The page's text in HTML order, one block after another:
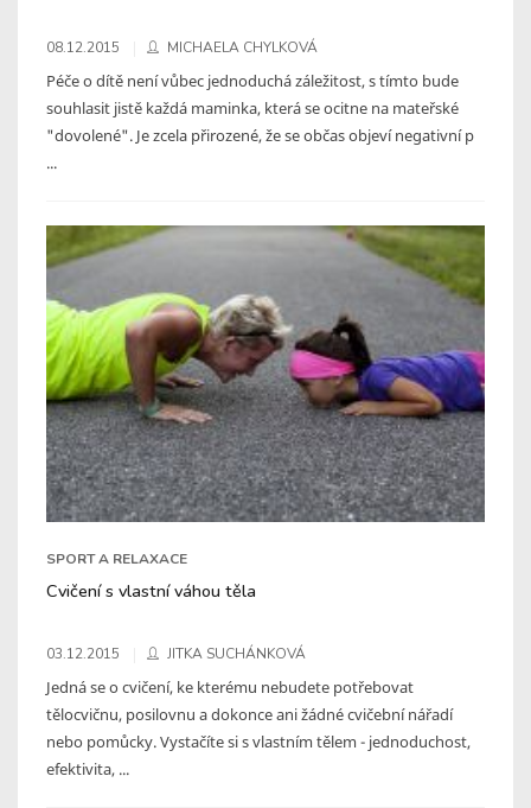
08.12.2015 MICHAELA CHYLKOVÁ
Péče o dítě není vůbec jednoduchá záležitost, s tímto bude
souhlasit jistě každá maminka, která se ocitne na mateřské
"dovolené". Je zcela přirozené, že se občas objeví negativní p
...
SPORT A RELAXACE
Cvičení s vlastní váhou těla
03.12.2015 JITKA SUCHÁNKOVÁ
Jedná se o cvičení, ke kterému nebudete potřebovat
tělocvičnu, posilovnu a dokonce ani žádné cvičební nářadí
nebo pomůcky. Vystačíte si s vlastním tělem - jednoduchost,
efektivita, ...